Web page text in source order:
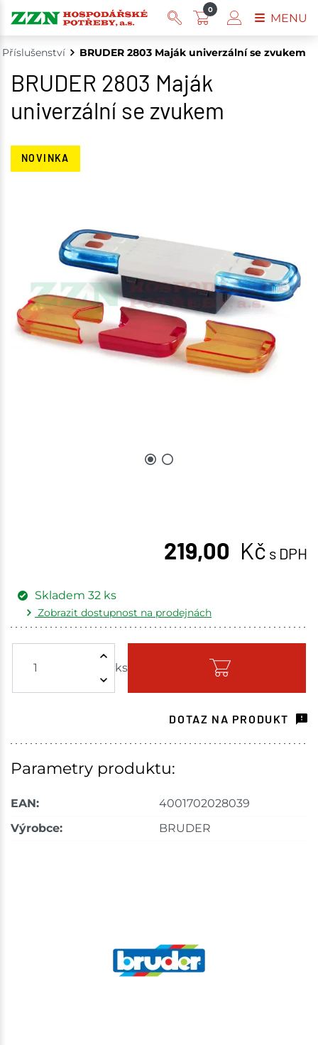
Příslušenství BRUDER 2803 Maják univerzální se zvukem
BRUDER 2803 Maják
univerzální se zvukem
NOVINKA
219,00 Kč s DPH
ks
Skladem 32 ks
Zobrazit dostupnost na prodejnách
Skladem - ihned k odeslání
Choceň 4 ks
Tišnov
Skladem na prodejně - doručení do 7 dnů
DOTAZ NA PRODUKT
Parametry produktu:
EAN:
4001702028039
Výrobce:
BRUDER
0
MENU